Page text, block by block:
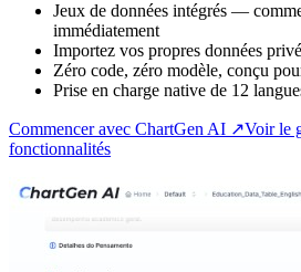
Jeux de données intégrés —
immédiatement
Importez vos propres données
Zéro code, zéro modèle, conçu
Prise en charge native de 12
Commencer avec ChartGen AI ↗Voir le
fonctionnalités